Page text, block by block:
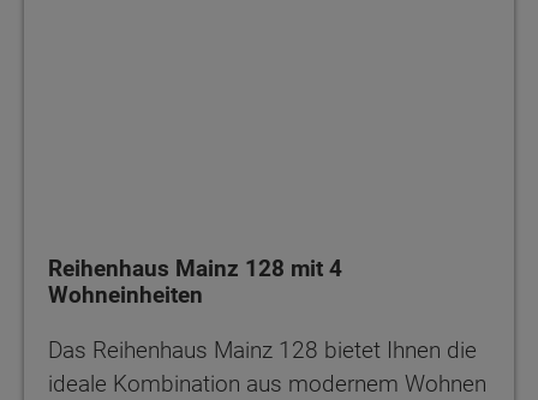
Reihenhaus Mainz 128 mit 4
Wohneinheiten
Das Reihenhaus Mainz 128 bietet Ihnen die
ideale Kombination aus modernem Wohnen